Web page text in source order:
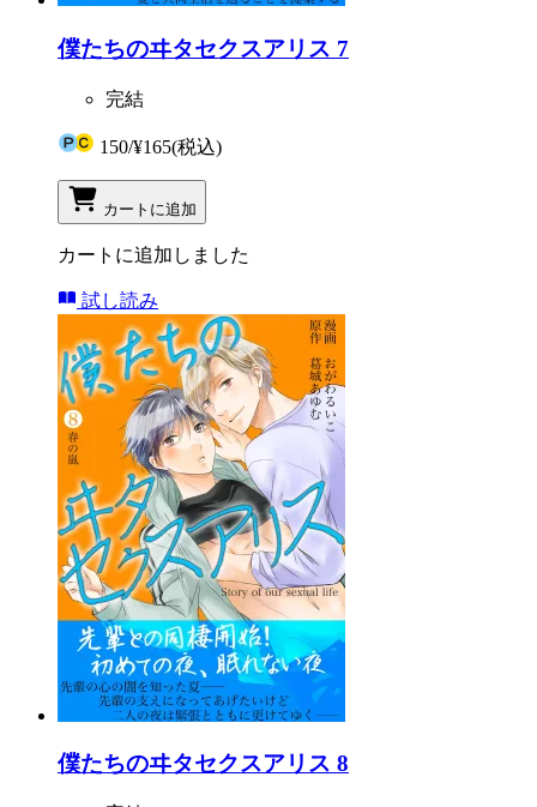
僕たちのヰタセクスアリス 7
完結
150/¥165(税込)
カートに追加
カートに追加しました
試し読み
僕たちのヰタセクスアリス 8